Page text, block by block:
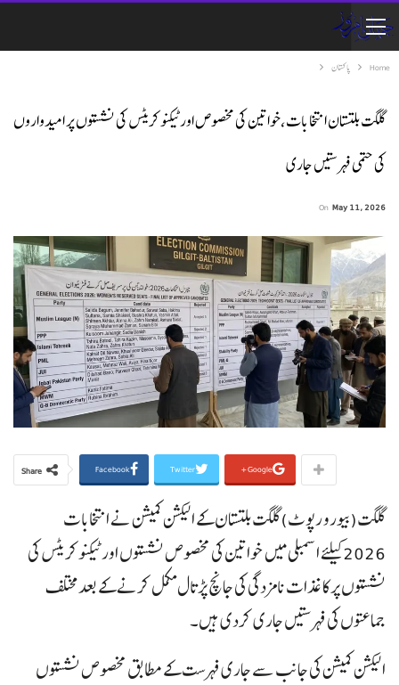
Home پاکستان
گلگت بلتستان انتخابات،خواتین کی مخصوص اور ٹیکنوکریٹس کی نشستوں پر امیدواروں
کی حتمی فہرستیں جاری
On May 11, 2026
Share Facebook Twitter Google+
گلگت(بیورو رپوٹ)گلگت بلتستان کے الیکشن کمیشن نے انتخابات
2026کیلئے اسمبلی میں خواتین کی مخصوص نشستوں اور ٹیکنوکریٹس کی
نشستوں پر کاغذات نامزدگی کی جانچ پڑتال مکمل کرنے کے بعد مختلف
جماعتوں کی فہرستیں جاری کردی ہیں۔
الیکشن کمیشن کی جانب سے جاری فہرست کے مطابق مخصوص نشستوں